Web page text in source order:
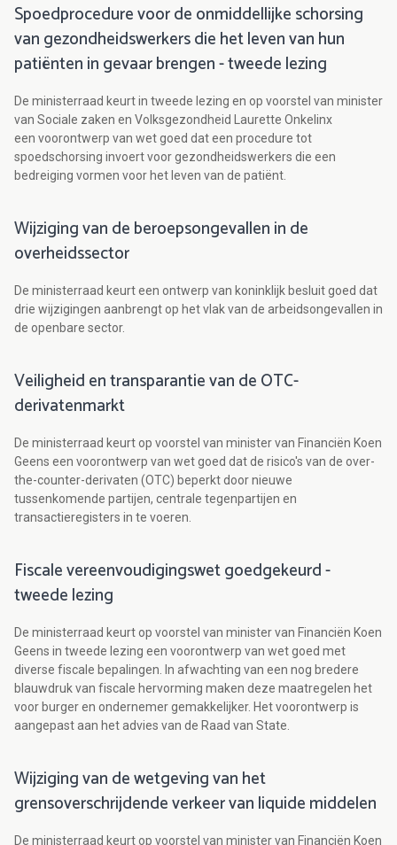
Spoedprocedure voor de onmiddellijke schorsing
van gezondheidswerkers die het leven van hun
patiënten in gevaar brengen - tweede lezing
De ministerraad keurt in tweede lezing en op voorstel van minister
van Sociale zaken en Volksgezondheid Laurette Onkelinx
een voorontwerp van wet goed dat een procedure tot
spoedschorsing invoert voor gezondheidswerkers die een
bedreiging vormen voor het leven van de patiënt.
Wijziging van de beroepsongevallen in de
overheidssector
De ministerraad keurt een ontwerp van koninklijk besluit goed dat
drie wijzigingen aanbrengt op het vlak van de arbeidsongevallen in
de openbare sector.
Veiligheid en transparantie van de OTC-
derivatenmarkt
De ministerraad keurt op voorstel van minister van Financiën Koen
Geens een voorontwerp van wet goed dat de risico's van de over-
the-counter-derivaten (OTC) beperkt door nieuwe
tussenkomende partijen, centrale tegenpartijen en
transactieregisters in te voeren.
Fiscale vereenvoudigingswet goedgekeurd -
tweede lezing
De ministerraad keurt op voorstel van minister van Financiën Koen
Geens in tweede lezing een voorontwerp van wet goed met
diverse fiscale bepalingen. In afwachting van een nog bredere
blauwdruk van fiscale hervorming maken deze maatregelen het
voor burger en ondernemer gemakkelijker. Het voorontwerp is
aangepast aan het advies van de Raad van State.
Wijziging van de wetgeving van het
grensoverschrijdende verkeer van liquide middelen
De ministerraad keurt op voorstel van minister van Financiën Koen